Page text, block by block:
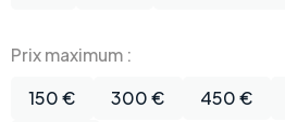
Prix maximum :
150 €
300 € 450 €